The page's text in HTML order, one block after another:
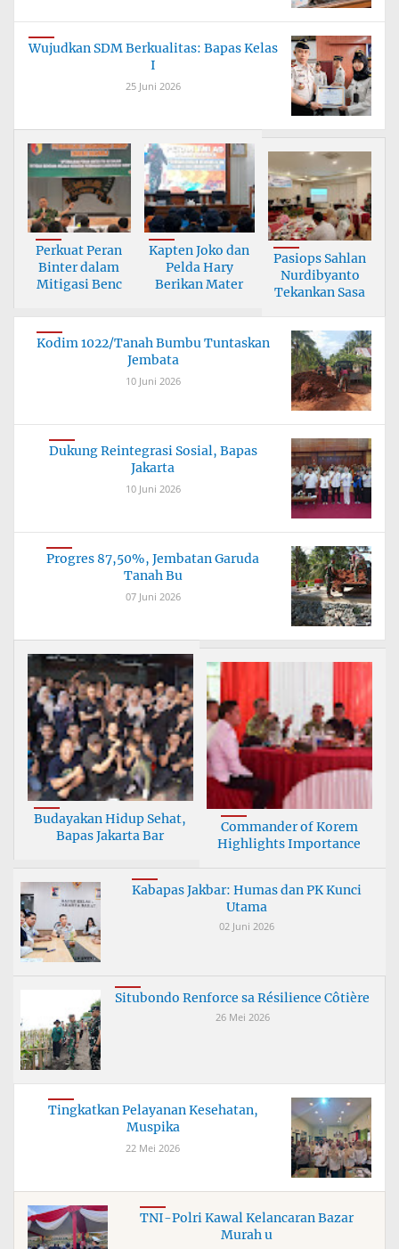
Wujudkan SDM Berkualitas: Bapas Kelas
I
25 Juni 2026
Perkuat Peran
Binter dalam
Mitigasi Benc
Kapten Joko dan
Pelda Hary
Berikan Mater
Pasiops Sahlan
Nurdibyanto
Tekankan Sasa
Kodim 1022/Tanah Bumbu Tuntaskan
Jembata
10 Juni 2026
Dukung Reintegrasi Sosial, Bapas
Jakarta
10 Juni 2026
Progres 87,50%, Jembatan Garuda
Tanah Bu
07 Juni 2026
Budayakan Hidup Sehat,
Bapas Jakarta Bar
Commander of Korem
Highlights Importance
Kabapas Jakbar: Humas dan PK Kunci
Utama
02 Juni 2026
Situbondo Renforce sa Résilience Côtière
26 Mei 2026
Tingkatkan Pelayanan Kesehatan,
Muspika
22 Mei 2026
TNI-Polri Kawal Kelancaran Bazar
Murah u